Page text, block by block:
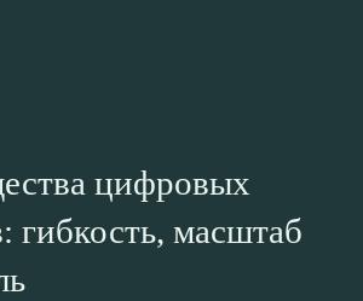
цифровых
гибкость, масштаб